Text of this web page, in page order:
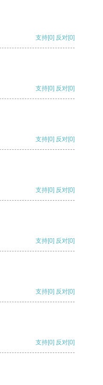
支持[0] 反对[0]
支持[0] 反对[0]
支持[0] 反对[0]
支持[0] 反对[0]
支持[0] 反对[0]
支持[0] 反对[0]
支持[0] 反对[0]